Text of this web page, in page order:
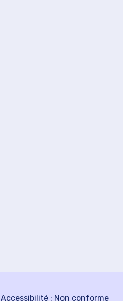
Accessibilité : Non conforme